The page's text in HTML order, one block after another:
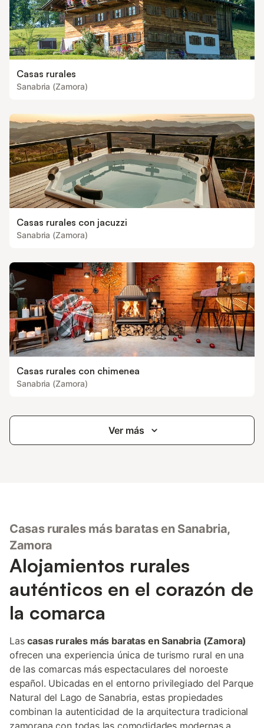
Casas rurales
Sanabria (Zamora)
Casas rurales con jacuzzi
Sanabria (Zamora)
Casas rurales con chimenea
Sanabria (Zamora)
Ver más
Casas rurales más baratas en Sanabria,
Zamora
Alojamientos rurales
auténticos en el corazón de
la comarca
Lascasas rurales más baratas en Sanabria (Zamora)
ofrecen una experiencia única de turismo rural en una
de las comarcas más espectaculares del noroeste
español. Ubicadas en el entorno privilegiado del Parque
Natural del Lago de Sanabria, estas propiedades
combinan la autenticidad de la arquitectura tradicional
zamorana con todas las comodidades modernas a